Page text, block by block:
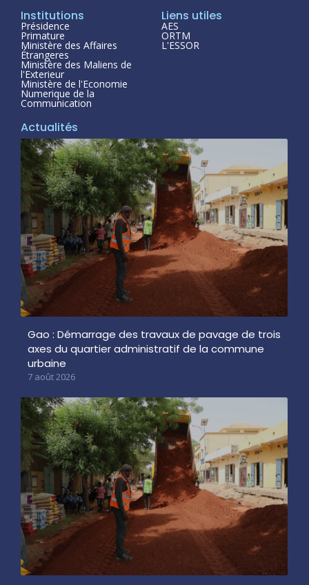
Institutions
Présidence
Primature
Ministère des Affaires
Étrangeres
Ministère des Maliens de
l'Exterieur
Ministère de l'Economie
Numerique de la
Communication
Liens utiles
AES
ORTM
L'ESSOR
Actualités
Gao : Démarrage des travaux de pavage de trois
axes du quartier administratif de la commune
urbaine
7 août 2026